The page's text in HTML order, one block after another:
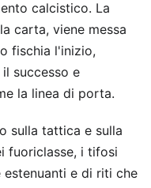
calcistico. La
carta, viene messa
fischia l'inizio,
successo e
la linea di porta.
sulla tattica e sulla
fuoriclasse, i tifosi
e di riti che